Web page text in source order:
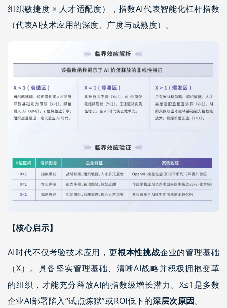
组织敏捷度 × 人才适配度），指数AI代表智能化杠杆指数
（代表AI技术应用的深度、广度与成熟度）。
【核心启示】
AI时代不仅考验技术应用，更根本性挑战企业的管理基础
（X）。具备坚实管理基础、清晰AI战略并积极拥抱变革
的组织，才能充分释放AI的指数级增长潜力。X≤1是多数
企业AI部署陷入“试点炼狱”或ROI低下的深层次原因。